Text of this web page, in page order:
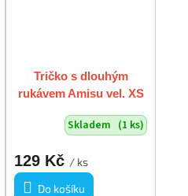
Tričko s dlouhým
rukávem Amisu vel. XS
Skladem (1 ks)
129 Kč / ks
Do košíku